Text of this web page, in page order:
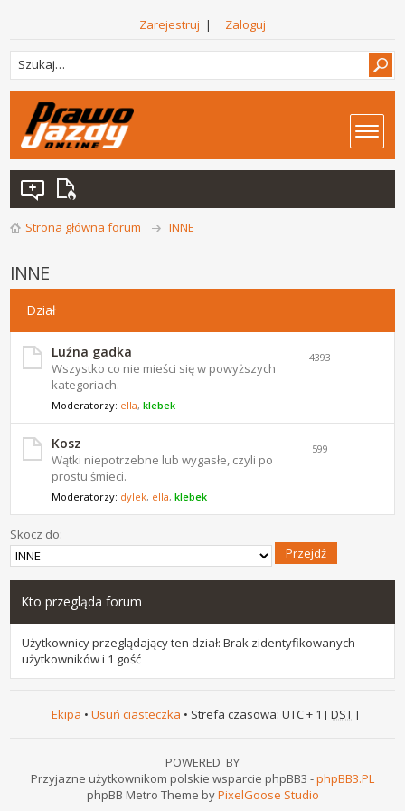
Zarejestruj | Zaloguj
Strona główna forum INNE
INNE
Dział
Luźna gadka
Wszystko co nie mieści się w powyższych
kategoriach.
Moderatorzy: ella,klebek
4393
Kosz
Wątki niepotrzebne lub wygasłe, czyli po
prostu śmieci.
Moderatorzy: dylek, ella,klebek
599
Skocz do:
Kto przegląda forum
Użytkownicy przeglądający ten dział: Brak zidentyfikowanych
użytkowników i 1 gość
Ekipa • Usuń ciasteczka • Strefa czasowa: UTC + 1 [DST]
POWERED_BY
Przyjazne użytkownikom polskie wsparcie phpBB3 -phpBB3.PL
phpBB Metro Theme byPixelGoose Studio